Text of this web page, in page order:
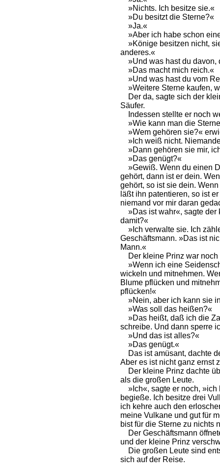
»Nichts. Ich besitze sie.«
»Du besitzt die Sterne?«
»Ja.«
»Aber ich habe schon
»Könige besitzen nicht,
anderes.«
»Und was hast du davon,
»Das macht mich reich.«
»Und was hast du vom
»Weitere Sterne kaufen,
Der da, sagte sich der
Säufer.
Indessen stellte er noch
»Wie kann man die
»Wem gehören sie?«
»Ich weiß nicht.
»Dann gehören sie mir,
»Das genügt?«
»Gewiß. Wenn du einen
gehört, dann ist er dein.
gehört, so ist sie dein.
läßt ihn patentieren, so ist
niemand vor mir daran
»Das ist wahr«, sagte der
damit?«
»Ich verwalte sie. Ich
Geschäftsmann. »Das ist
Mann.«
Der kleine Prinz war
»Wenn ich eine
wickeln und mitnehmen.
Blume pflücken und
pflücken!«
»Nein, aber ich kann sie
»Was soll das heißen?«
»Das heißt, daß ich die
schreibe. Und dann sperre
»Und das ist alles?«
»Das genügt.«
Das ist amüsant, dachte
Aber es ist nicht ganz ernst
Der kleine Prinz dachte
als die großen Leute.
»Ich«, sagte er noch, »ich
begieße. Ich besitze drei
ich kehre auch den
meine Vulkane und gut für
bist für die Sterne zu nichts
Der Geschäftsmann
und der kleine Prinz
Die großen Leute sind
sich auf der Reise.